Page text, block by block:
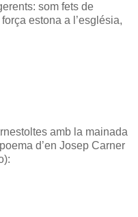
som fets de
estona a l’església,
amb la mainada
d’en Josep Carner